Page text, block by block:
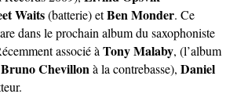
Waits(batterie) etBen Monder. Ce
dans le prochain album du saxophoniste
associé à Tony Malaby, (l’album
Bruno Chevillonà la contrebasse), Daniel